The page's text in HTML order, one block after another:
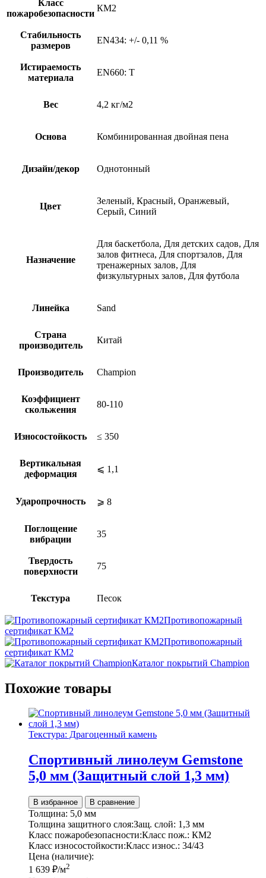
Класс
пожаробезопасности
КМ2
Стабильность
размеров
EN434: +/- 0,11 %
Истираемость
материала
EN660: T
Вес 4,2 кг/м2
Основа Комбинированная двойная пена
Дизайн/декор Однотонный
Цвет
Зеленый, Красный, Оранжевый,
Серый, Синий
Назначение
Для баскетбола, Для детских садов, Для
залов фитнеса, Для спортзалов, Для
тренажерных залов, Для
физкультурных залов, Для футбола
Линейка Sand
Страна
производитель
Китай
Производитель Champion
Коэффициент
скольжения
80-110
Износостойкость ≤ 350
Вертикальная
деформация
⩽ 1,1
Ударопрочность ⩾ 8
Поглощение
вибрации
35
Твердость
поверхности
75
Текстура Песок
Противопожарный
сертификат КМ2
Противопожарный
сертификат КМ2
Каталог покрытий Champion
Похожие товары
Текстура: Драгоценный камень
Спортивный линолеум Gemstone
5,0 мм (Защитный слой 1,3 мм)
В избранное В сравнение
Толщина: 5,0 мм
Толщина защитного слоя:Защ. слой: 1,3 мм
Класс пожаробезопасности:Класс пож.: КМ2
Класс износостойкости:Класс износ.: 34/43
Цена (наличие):
1 639 ₽/м2